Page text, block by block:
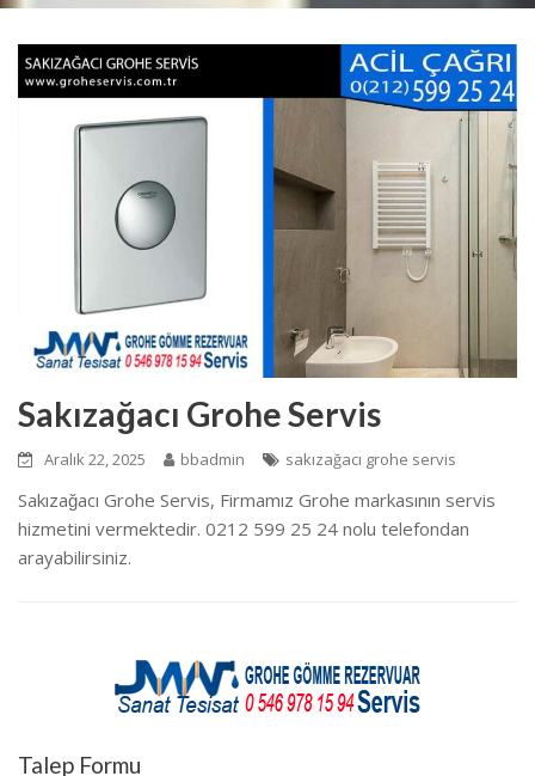
Sakızağacı Grohe Servis
Aralık 22, 2025 bbadmin sakızağacı grohe servis
Sakızağacı Grohe Servis, Firmamız Grohe markasının servis
hizmetini vermektedir. 0212 599 25 24 nolu telefondan
arayabilirsiniz.
Talep Formu